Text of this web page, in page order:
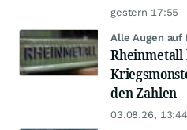
gestern 17:55
Alle Augen auf
Rheinmetall
den Zahlen
03.08.26, 13:44